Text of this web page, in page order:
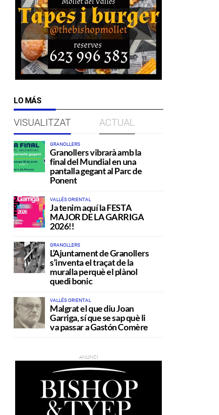
LO MÁS
VISUALITZAT ACTUAL
GRANOLLERS
Granollers vibrarà amb la
final del Mundial en una
pantalla gegant al Parc de
Ponent
VALLÉS ORIENTAL
Ja tenim aquí la FESTA
MAJOR DE LA GARRIGA
2026!!
GRANOLLERS
L’Ajuntament de Granollers
s’inventa el traçat de la
muralla perquè el plànol
quedi bonic
VALLÉS ORIENTAL
Malgrat el que diu Joan
Garriga, sí que se sap què li
va passar a Gastón Comère